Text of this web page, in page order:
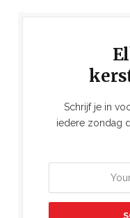
Schrijf je in
iedere zondag